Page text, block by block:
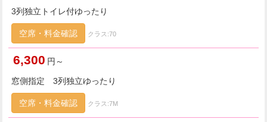
3列独立トイレ付ゆったり
空席・料金確認 クラス:70
6,300 円～
窓側指定 3列独立ゆったり
空席・料金確認 クラス:7M